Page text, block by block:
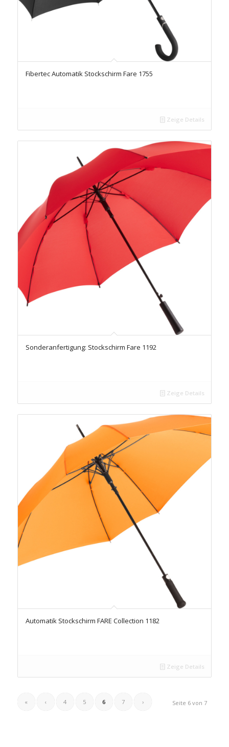
Fibertec Automatik Stockschirm Fare 1755
Zeige Details
Sonderanfertigung: Stockschirm Fare 1192
Zeige Details
Automatik Stockschirm FARE Collection 1182
Zeige Details
Seite 6 von 7
« ‹ 4 5 6 7 ›